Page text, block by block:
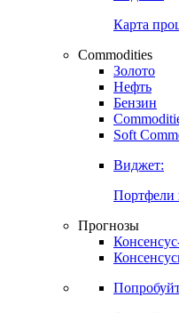
Карта
Commodities
Золото
Нефть
Бензин
Soft
Виджет:
Портфели
Прогнозы